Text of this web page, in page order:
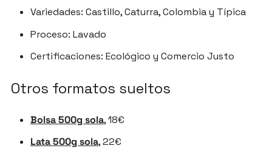
Variedades: Castillo, Caturra, Colombia y Típica
Proceso: Lavado
Certificaciones: Ecológico y Comercio Justo
Otros formatos sueltos
Bolsa 500g sola, 18€
Lata 500g sola, 22€